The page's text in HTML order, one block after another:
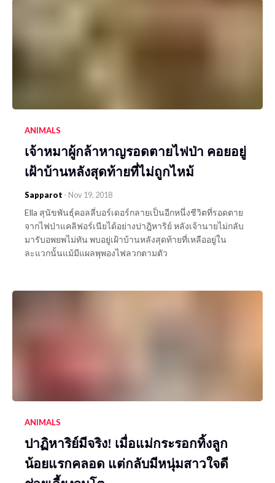
ANIMALS
เจ้าหมาผู้กล้าหาญรอดตายไฟป่า คอยอยู่
เฝ้าบ้านหลังสุดท้ายที่ไม่ถูกไหม้
Sapparot - Nov 19, 2018
Ella สุนัขพันธุ์คอลลี่บอร์เดอร์กลายเป็นอีกหนึ่งชีวิตที่รอดตาย
จากไฟป่าแคลิฟอร์เนียได้อย่างปาฎิหาริย์ หลังเจ้านายไม่กลับ
มารับอพยพไม่ทัน พบอยู่เฝ้าบ้านหลังสุดท้ายที่เหลืออยู่ใน
ละแวกนั้นแม้มีแผลพุพองไฟลวกตามตัว
ANIMALS
ปาฏิหาริย์มีจริง! เมื่อแม่กระรอกทิ้งลูก
น้อยแรกคลอด แต่กลับมีหนุ่มสาวใจดี